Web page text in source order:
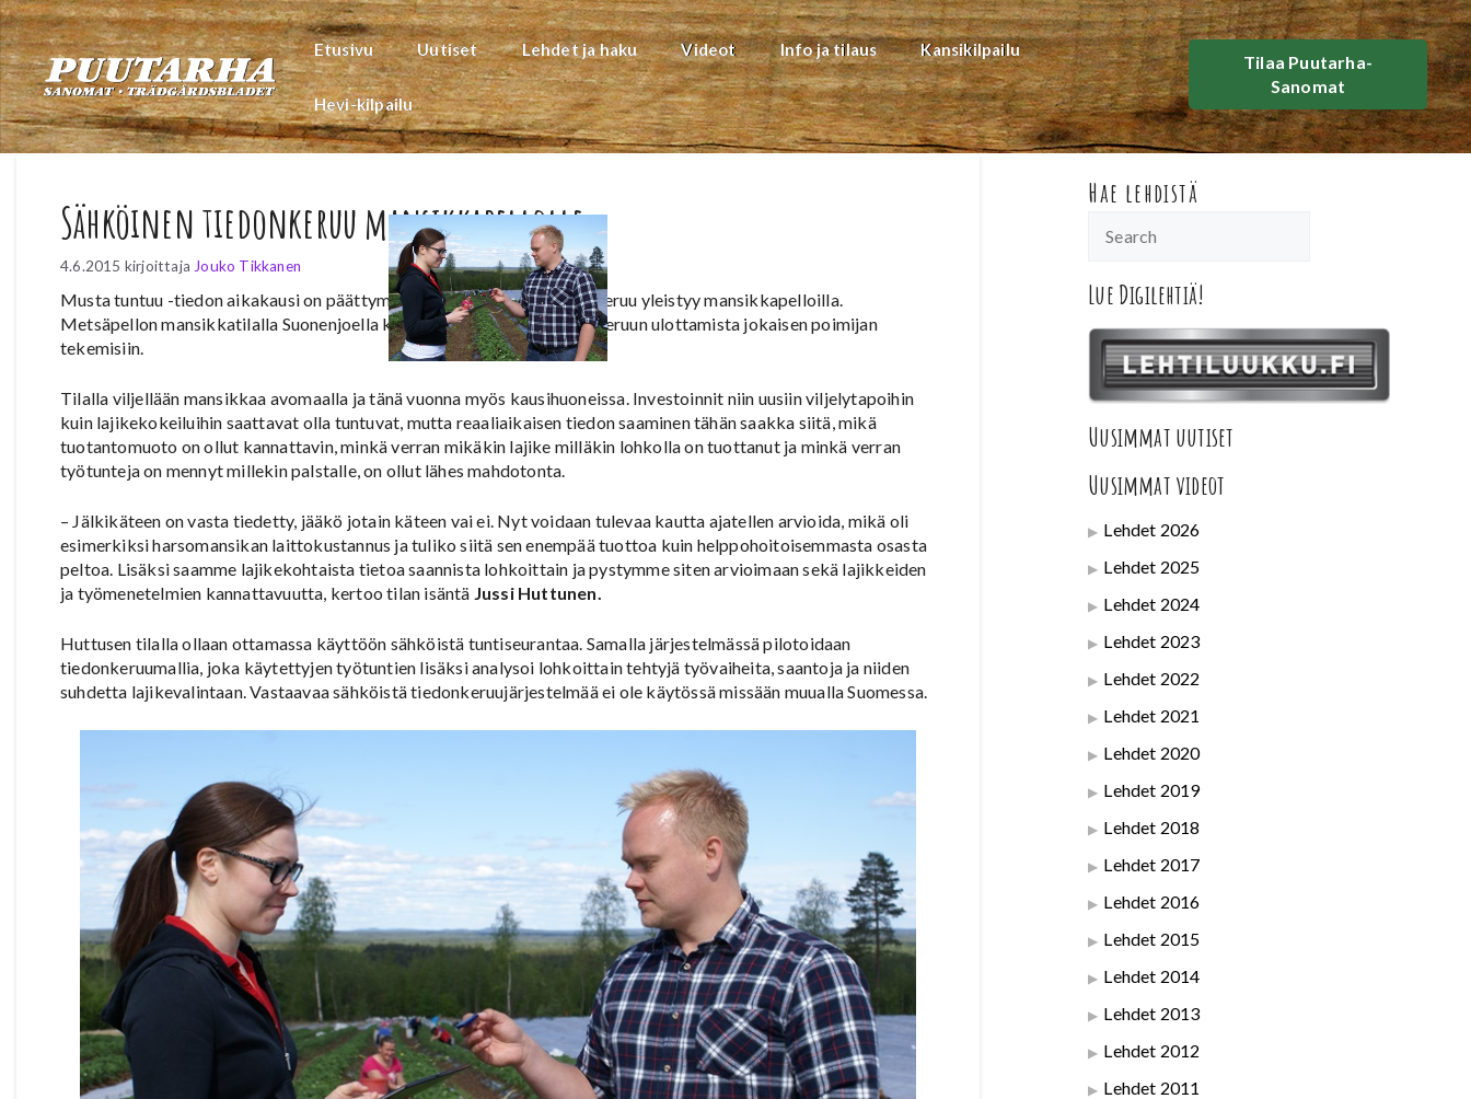
Siirry
sisältöön
Etusivu Uutiset Lehdet ja haku Videot Info ja tilaus Kansikilpailu
Hevi-kilpailu
Tilaa Puutarha-
Sanomat
Sähköinen tiedonkeruu mansikkapellolle
4.6.2015 kirjoittaja Jouko Tikkanen
Musta tuntuu -tiedon aikakausi on päättymässä, kun sähköinen tiedonkeruu yleistyy mansikkapelloilla.
Metsäpellon mansikkatilalla Suonenjoella kokeillaan sähköisen tiedonkeruun ulottamista jokaisen poimijan
tekemisiin.
Tilalla viljellään mansikkaa avomaalla ja tänä vuonna myös kausihuoneissa. Investoinnit niin uusiin viljelytapoihin
kuin lajikekokeiluihin saattavat olla tuntuvat, mutta reaaliaikaisen tiedon saaminen tähän saakka siitä, mikä
tuotantomuoto on ollut kannattavin, minkä verran mikäkin lajike milläkin lohkolla on tuottanut ja minkä verran
työtunteja on mennyt millekin palstalle, on ollut lähes mahdotonta.
– Jälkikäteen on vasta tiedetty, jääkö jotain käteen vai ei. Nyt voidaan tulevaa kautta ajatellen arvioida, mikä oli
esimerkiksi harsomansikan laittokustannus ja tuliko siitä sen enempää tuottoa kuin helppohoitoisemmasta osasta
peltoa. Lisäksi saamme lajikekohtaista tietoa saannista lohkoittain ja pystymme siten arvioimaan sekä lajikkeiden
ja työmenetelmien kannattavuutta, kertoo tilan isäntä Jussi Huttunen.
Huttusen tilalla ollaan ottamassa käyttöön sähköistä tuntiseurantaa. Samalla järjestelmässä pilotoidaan
tiedonkeruumallia, joka käytettyjen työtuntien lisäksi analysoi lohkoittain tehtyjä työvaiheita, saantoja ja niiden
suhdetta lajikevalintaan. Vastaavaa sähköistä tiedonkeruujärjestelmää ei ole käytössä missään muualla Suomessa.
Hae lehdistä
Lue Digilehtiä!
Uusimmat uutiset
Uusimmat videot
Lehdet 2026
Lehdet 2025
Lehdet 2024
Lehdet 2023
Lehdet 2022
Lehdet 2021
Lehdet 2020
Lehdet 2019
Lehdet 2018
Lehdet 2017
Lehdet 2016
Lehdet 2015
Lehdet 2014
Lehdet 2013
Lehdet 2012
Lehdet 2011